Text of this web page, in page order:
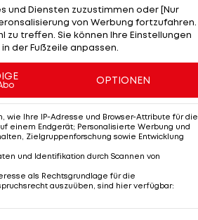
Argentinier hat
für das Ligaspiel am
sich Verteidiger
beständig hohen
Fulham für City auf
und Diensten zuzustimmen oder [Nur
von Werbung fortzufahren.
zu treffen. Sie können Ihre Einstellungen
der Fußzeile anpassen.
OPTIONEN
Ihre IP-Adresse und Browser-Attribute für die
einem Endgerät; Personalisierte Werbung und
Zielgruppenforschung sowie Entwicklung
und Identifikation durch Scannen von
als Rechtsgrundlage für die
auszuüben, sind hier verfügbar: